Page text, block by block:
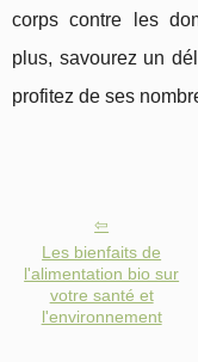
corps contre les
plus, savourez un
profitez de ses
Les bienfaits de
l'alimentation bio sur
votre santé et
l'environnement